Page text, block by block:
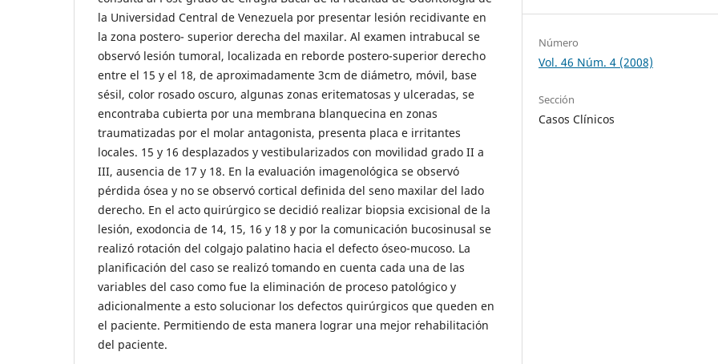
la Universidad Central de Venezuela por presentar lesión recidivante en
la zona postero- superior derecha del maxilar. Al examen intrabucal se
observó lesión tumoral, localizada en reborde postero-superior derecho
entre el 15 y el 18, de aproximadamente 3cm de diámetro, móvil, base
sésil, color rosado oscuro, algunas zonas eritematosas y ulceradas, se
encontraba cubierta por una membrana blanquecina en zonas
traumatizadas por el molar antagonista, presenta placa e irritantes
locales. 15 y 16 desplazados y vestibularizados con movilidad grado II a
III, ausencia de 17 y 18. En la evaluación imagenológica se observó
pérdida ósea y no se observó cortical definida del seno maxilar del lado
derecho. En el acto quirúrgico se decidió realizar biopsia excisional de la
lesión, exodoncia de 14, 15, 16 y 18 y por la comunicación bucosinusal se
realizó rotación del colgajo palatino hacia el defecto óseo-mucoso. La
planificación del caso se realizó tomando en cuenta cada una de las
variables del caso como fue la eliminación de proceso patológico y
adicionalmente a esto solucionar los defectos quirúrgicos que queden en
el paciente. Permitiendo de esta manera lograr una mejor rehabilitación
del paciente.
Número
Vol. 46 Núm. 4 (2008)
Sección
Casos Clínicos